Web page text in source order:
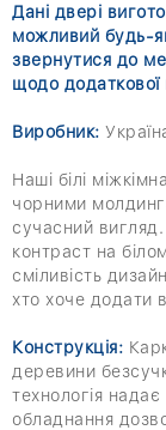
Дані двері
можливий будь-
звернутися до
щодо додаткової
Виробник:
Наші білі
чорними
сучасний
контраст на
сміливість
хто хоче додати
Конструкція:
деревини
технологія надає
обладнання